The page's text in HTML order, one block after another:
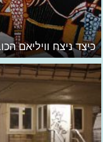
כיצד ניצח וויליאם